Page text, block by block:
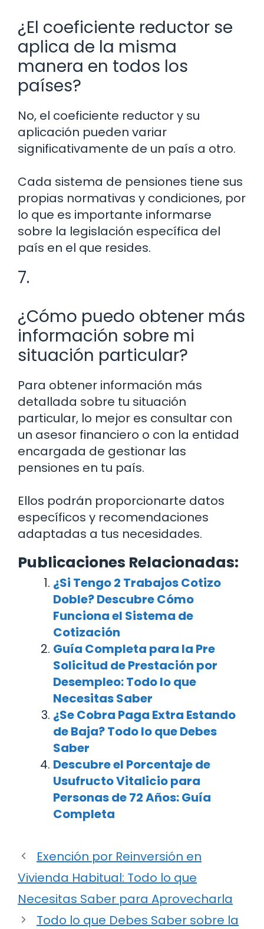
¿El coeficiente reductor se
aplica de la misma
manera en todos los
países?
No, el coeficiente reductor y su
aplicación pueden variar
significativamente de un país a otro.
Cada sistema de pensiones tiene sus
propias normativas y condiciones, por
lo que es importante informarse
sobre la legislación específica del
país en el que resides.
7.
¿Cómo puedo obtener más
información sobre mi
situación particular?
Para obtener información más
detallada sobre tu situación
particular, lo mejor es consultar con
un asesor financiero o con la entidad
encargada de gestionar las
pensiones en tu país.
Ellos podrán proporcionarte datos
específicos y recomendaciones
adaptadas a tus necesidades.
Publicaciones Relacionadas:
¿Si Tengo 2 Trabajos Cotizo
Doble? Descubre Cómo
Funciona el Sistema de
Cotización
Guía Completa para la Pre
Solicitud de Prestación por
Desempleo: Todo lo que
Necesitas Saber
¿Se Cobra Paga Extra Estando
de Baja? Todo lo que Debes
Saber
Descubre el Porcentaje de
Usufructo Vitalicio para
Personas de 72 Años: Guía
Completa
Exención por Reinversión en
Vivienda Habitual: Todo lo que
Necesitas Saber para Aprovecharla
Todo lo que Debes Saber sobre la